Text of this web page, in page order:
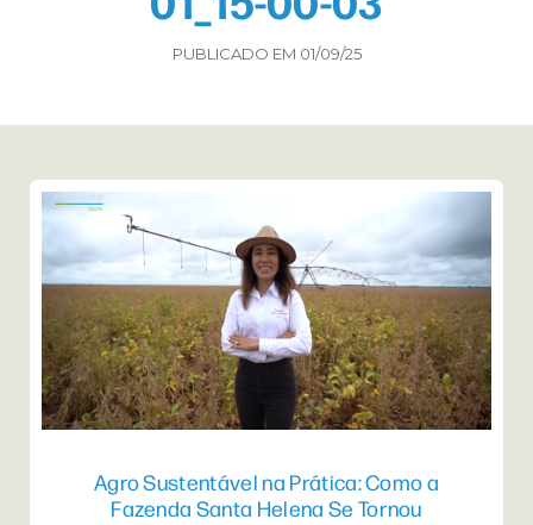
PUBLICADO EM 01/09/25
Agro Sustentável na Prática: Como a
Fazenda Santa Helena Se Tornou